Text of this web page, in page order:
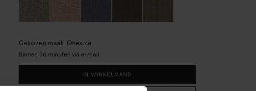
Gekozen maat: Onesize
Binnen 30 minuten via e-mail
IN WINKELMAND